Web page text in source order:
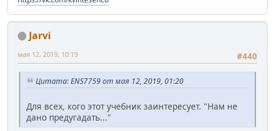
Jarvi
#440
мая 12, 2019, 10:19
Цитата: ENS7759 от мая 12, 2019, 01:20
Для всех, кого этот учебник заинтересует. "Нам не
дано предугадать..."